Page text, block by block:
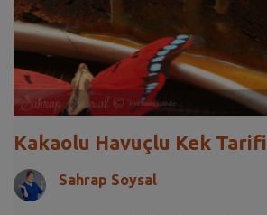
Kakaolu Havuçlu Kek Tarifi
Sahrap Soysal